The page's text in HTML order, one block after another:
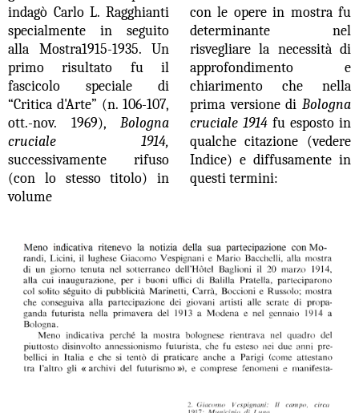
indagò Carlo L. Ragghianti
specialmente in seguito
alla Mostra1915-1935. Un
primo risultato fu il
fascicolo speciale di
“Critica d'Arte” (n. 106-107,
ott.-nov. 1969),Bologna
cruciale 1914,
successivamente rifuso
(con lo stesso titolo) in
volume
con le opere in mostra fu
determinante nel
risvegliare la necessità di
approfondimento e
chiarimento che nella
prima versione di Bologna
cruciale 1914 fu esposto in
qualche citazione (vedere
Indice) e diffusamente in
questi termini: